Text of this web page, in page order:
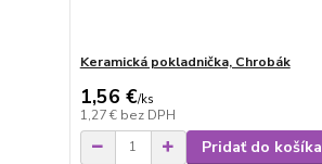
Keramická pokladnička, Chrobák
1,56 €/ks
1,27 € bez DPH
Pridať do košíka